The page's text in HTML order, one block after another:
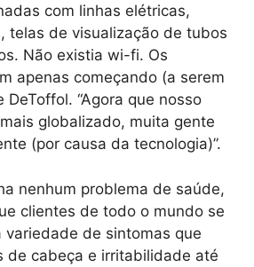
com linhas elétricas,
telas de visualização de tubos
Não existia wi-fi. Os
apenas começando (a serem
DeToffol. “Agora que nosso
globalizado, muita gente
(por causa da tecnologia)”.
nenhum problema de saúde,
clientes de todo o mundo se
variedade de sintomas que
de cabeça e irritabilidade até